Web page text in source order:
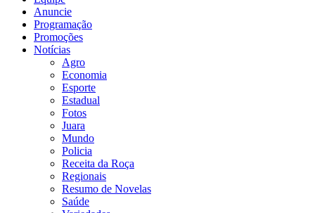
Anuncie
Programação
Promoções
Notícias
Agro
Economia
Esporte
Estadual
Fotos
Juara
Mundo
Policia
Receita da Roça
Regionais
Resumo de Novelas
Saúde